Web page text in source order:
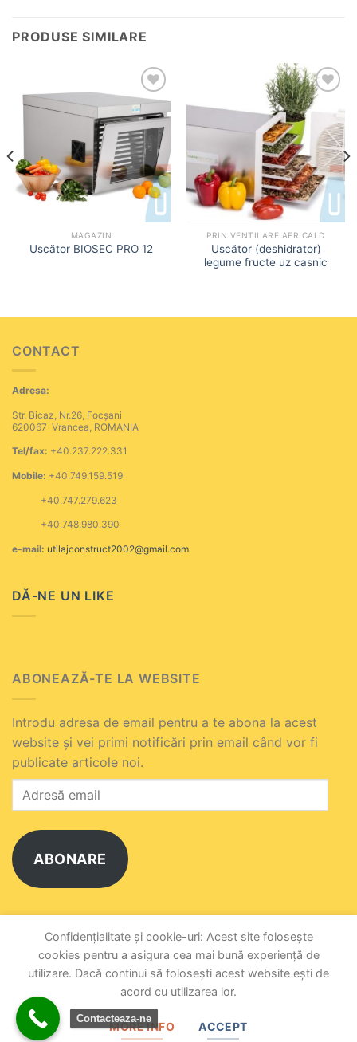
PRODUSE SIMILARE
Add to
wishlist
MAGAZIN
Uscător BIOSEC PRO 12
Add to
wishlist
PRIN VENTILARE AER CALD
Uscător (deshidrator)
legume fructe uz casnic
CONTACT
Adresa:
Str. Bicaz, Nr.26, Focșani
620067 Vrancea, ROMANIA
Tel/fax: +40.237.222.331
Mobile: +40.749.159.519
+40.747.279.623
+40.748.980.390
e-mail: utilajconstruct2002@gmail.com
DĂ-NE UN LIKE
ABONEAZĂ-TE LA WEBSITE
Introdu adresa de email pentru a te abona la acest
website și vei primi notificări prin email când vor fi
publicate articole noi.
Adresă
ABONARE
Alătură-te celuilalt abonat.
DESPRE NOI
POLITICĂ DE CONFIDENȚIALITATE
TERMENI ȘI CONDIȚII
CONTACT
UCIFocsani.ro, propulsat pe anul 2026 ©
deBursaSite România
Confidențialitate și cookie-uri: Acest site folosește
cookies pentru a asigura cea mai bună experiență de
utilizare. Dacă continui să folosești acest website ești de
acord cu utilizarea lor.
MORE INFO ACCEPT
Contacteaza-ne